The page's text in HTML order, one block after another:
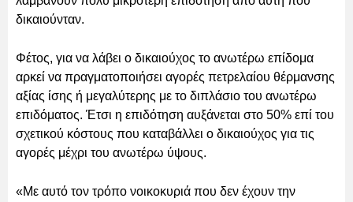
δικαιούνταν.
Φέτος, για να λάβει ο δικαιούχος το ανωτέρω επίδομα
αρκεί να πραγματοποιήσει αγορές πετρελαίου θέρμανσης
αξίας ίσης ή μεγαλύτερης με το διπλάσιο του ανωτέρω
επιδόματος. Έτσι η επιδότηση αυξάνεται στο 50% επί του
σχετικού κόστους που καταβάλλει ο δικαιούχος για τις
αγορές μέχρι του ανωτέρω ύψους.
«Με αυτό τον τρόπο νοικοκυριά που δεν έχουν την